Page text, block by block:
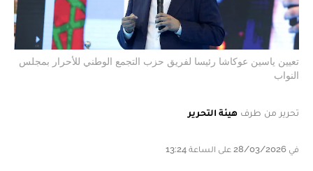
تعيين ياسين عوكاشا رئيسا لفريق حزب التجمع الوطني للأحرار بمجلس
النواب
تحرير من طرف هيئة التحرير
في 28/03/2026 على الساعة 13:24